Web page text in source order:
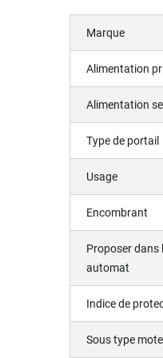
Marque
Alimentation
Alimentation
Type de portail
Usage
Encombrant
Proposer dans
automat
Indice de
Sous type